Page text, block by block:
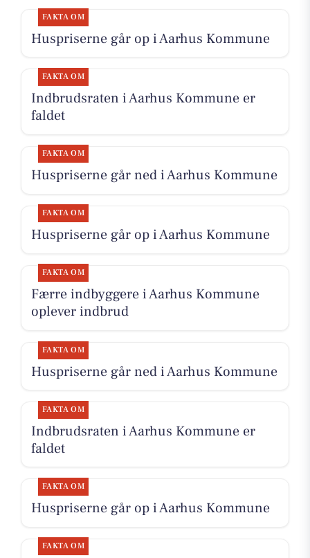
FAKTA OM
Huspriserne går op i Aarhus Kommune
FAKTA OM
Indbrudsraten i Aarhus Kommune er
faldet
FAKTA OM
Huspriserne går ned i Aarhus Kommune
FAKTA OM
Huspriserne går op i Aarhus Kommune
FAKTA OM
Færre indbyggere i Aarhus Kommune
oplever indbrud
FAKTA OM
Huspriserne går ned i Aarhus Kommune
FAKTA OM
Indbrudsraten i Aarhus Kommune er
faldet
FAKTA OM
Huspriserne går op i Aarhus Kommune
FAKTA OM